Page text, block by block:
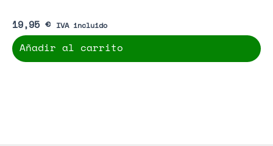
19,95 € IVA incluido
Añadir al carrito